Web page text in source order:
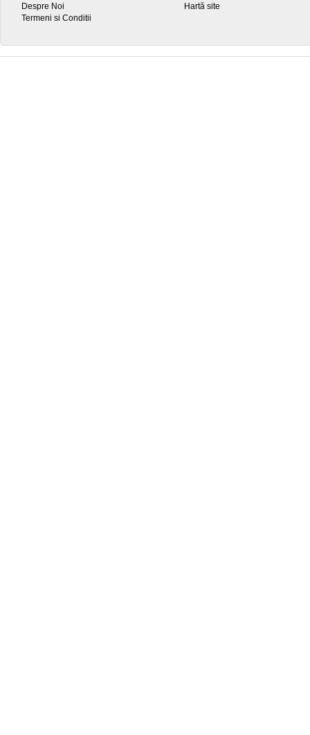
Despre Noi
Termeni si Conditii
Hartă site